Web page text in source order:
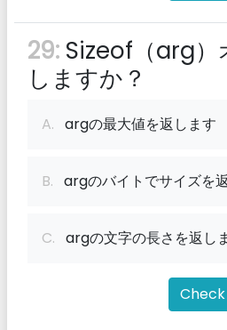
29: Sizeof（arg）
しますか？
A. argの最大値を返します
B. argのバイトでサイズを
C. argの文字の長さを返し